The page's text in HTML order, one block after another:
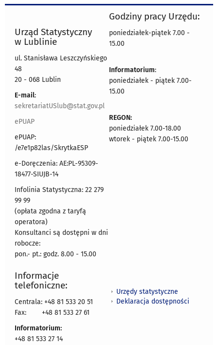
Urząd Statystyczny
w Lublinie
ul. Stanisława Leszczyńskiego
48
20 - 068 Lublin
E-mail:
sekretariatUSlub@stat.gov.pl
ePUAP
ePUAP:
/e7e1p82las/SkrytkaESP
e-Doręczenia: AE:PL-95309-
18477-SIUJB-14
Infolinia Statystyczna: 22 279
99 99
(opłata zgodna z taryfą
operatora)
Konsultanci są dostępni w dni
robocze:
pon.- pt.: godz. 8.00 - 15.00
Godziny pracy Urzędu:
poniedziałek-piątek 7.00 -
15.00
Informatorium:
poniedziałek - piątek 7.00-
15.00
REGON:
poniedziałek 7.00-18.00
wtorek - piątek 7.00-15.00
Informacje
telefoniczne:
Centrala: +48 81 533 20 51
Fax:
+48 81 533 27 61
Informatorium:
+48 81 533 27 14
Urzędy statystyczne
Deklaracja dostępności